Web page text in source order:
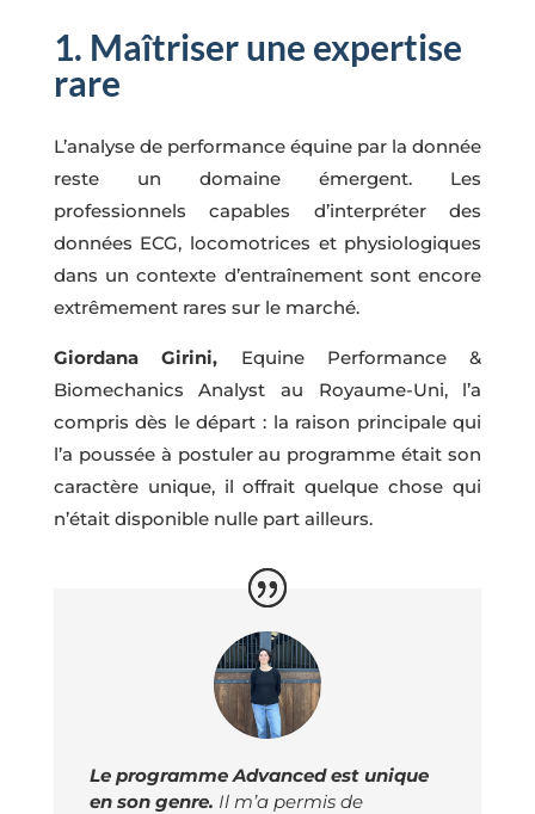
1. Maîtriser une expertise
rare
L’analyse de performance équine par la donnée
reste un domaine émergent. Les
professionnels capables d’interpréter des
données ECG, locomotrices et physiologiques
dans un contexte d’entraînement sont encore
extrêmement rares sur le marché.
Giordana Girini, Equine Performance &
Biomechanics Analyst au Royaume-Uni, l’a
compris dès le départ : la raison principale qui
l’a poussée à postuler au programme était son
caractère unique, il offrait quelque chose qui
n’était disponible nulle part ailleurs.
Le programme Advanced est unique
en son genre. Il m’a permis de